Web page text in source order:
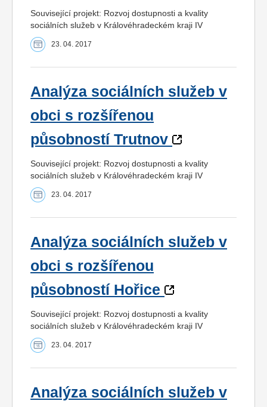
Související projekt: Rozvoj dostupnosti a kvality
sociálních služeb v Královéhradeckém kraji IV
23. 04. 2017
Analýza sociálních služeb v
obci s rozšířenou
působností Trutnov
Související projekt: Rozvoj dostupnosti a kvality
sociálních služeb v Královéhradeckém kraji IV
23. 04. 2017
Analýza sociálních služeb v
obci s rozšířenou
působností Hořice
Související projekt: Rozvoj dostupnosti a kvality
sociálních služeb v Královéhradeckém kraji IV
23. 04. 2017
Analýza sociálních služeb v